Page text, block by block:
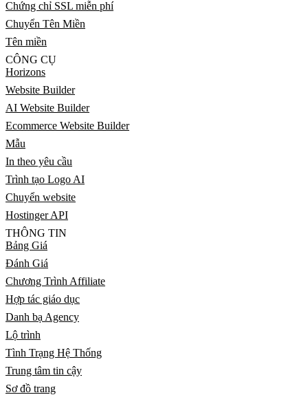
Chứng chỉ SSL miễn phí
Chuyển Tên Miền
Tên miền
CÔNG CỤ
Horizons
Website Builder
AI Website Builder
Ecommerce Website Builder
Mẫu
In theo yêu cầu
Trình tạo Logo AI
Chuyển website
Hostinger API
THÔNG TIN
Bảng Giá
Đánh Giá
Chương Trình Affiliate
Hợp tác giáo dục
Danh bạ Agency
Lộ trình
Tình Trạng Hệ Thống
Trung tâm tin cậy
Sơ đồ trang